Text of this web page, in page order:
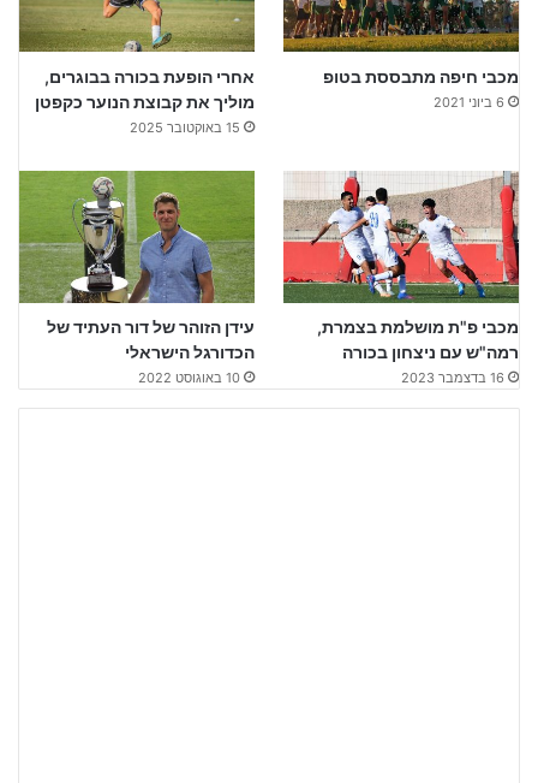
מכבי חיפה מתבססת בטופ
6 ביוני 2021
אחרי הופעת בכורה בבוגרים,
מוליך את קבוצת הנוער כקפטן
15 באוקטובר 2025
מכבי פ"ת מושלמת בצמרת,
רמה"ש עם ניצחון בכורה
16 בדצמבר 2023
עידן הזוהר של דור העתיד של
הכדורגל הישראלי
10 באוגוסט 2022